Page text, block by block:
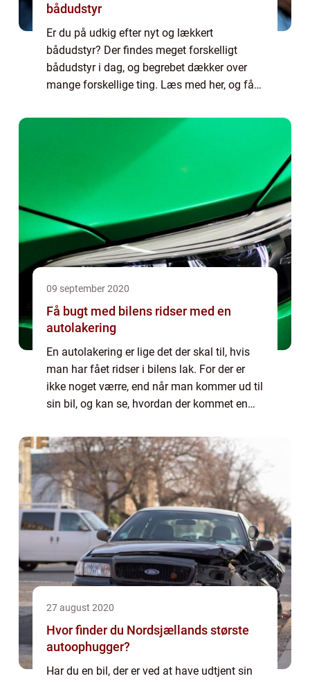
bådudstyr
Er du på udkig efter nyt og lækkert
bådudstyr? Der findes meget forskelligt
bådudstyr i dag, og begrebet dækker over
mange forskellige ting. Læs med her, og få
tankerne, når du køber dit nye bådudstyr.
09 september 2020
Få bugt med bilens ridser med en
autolakering
En autolakering er lige det der skal til, hvis
man har fået ridser i bilens lak. For der er
ikke noget værre, end når man kommer ud til
sin bil, og kan se, hvordan der kommet en
selv er kommet til at lave ri...
27 august 2020
Hvor finder du Nordsjællands største
autoophugger?
Har du en bil, der er ved at have udtjent sin